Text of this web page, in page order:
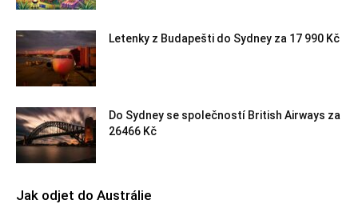
Letenky z Budapešti do Sydney za 17 990 Kč
Do Sydney se společností British Airways za
26466 Kč
Jak odjet do Austrálie